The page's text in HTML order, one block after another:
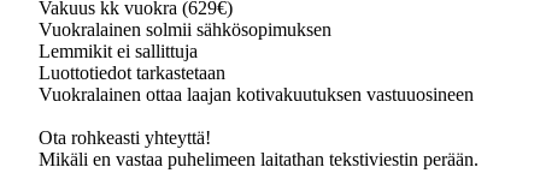
Vakuus kk vuokra (629€)
Vuokralainen solmii sähkösopimuksen
Lemmikit ei sallittuja
Luottotiedot tarkastetaan
Vuokralainen ottaa laajan kotivakuutuksen vastuuosineen
Ota rohkeasti yhteyttä!
Mikäli en vastaa puhelimeen laitathan tekstiviestin perään.